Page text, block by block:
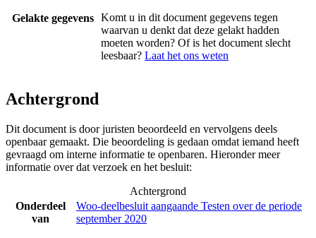
Gelakte gegevens Komt u in dit document gegevens tegen
waarvan u denkt dat deze gelakt hadden
moeten worden? Of is het document slecht
leesbaar? Laat het ons weten
Achtergrond
Dit document is door juristen beoordeeld en vervolgens deels
openbaar gemaakt. Die beoordeling is gedaan omdat iemand heeft
gevraagd om interne informatie te openbaren. Hieronder meer
informatie over dat verzoek en het besluit:
Achtergrond
Onderdeel
van
Woo-deelbesluit aangaande Testen over de periode
september 2020